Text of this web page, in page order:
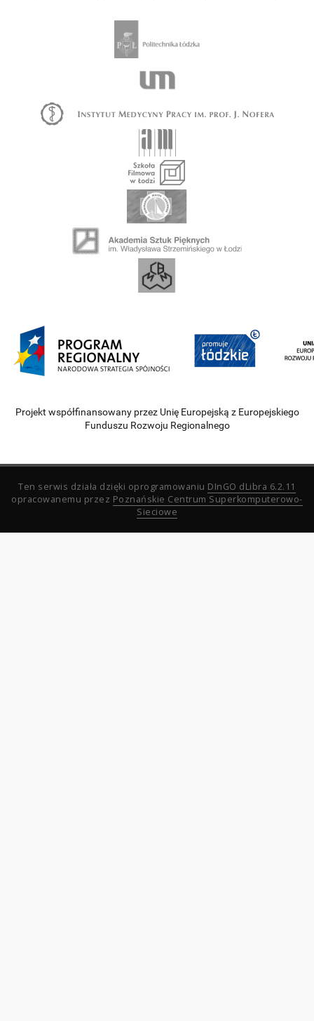
Projekt współfinansowany przez Unię Europejską z Europejskiego
Funduszu Rozwoju Regionalnego
Ten serwis działa dzięki oprogramowaniu DInGO dLibra 6.2.11
opracowanemu przez Poznańskie Centrum Superkomputerowo-
Sieciowe